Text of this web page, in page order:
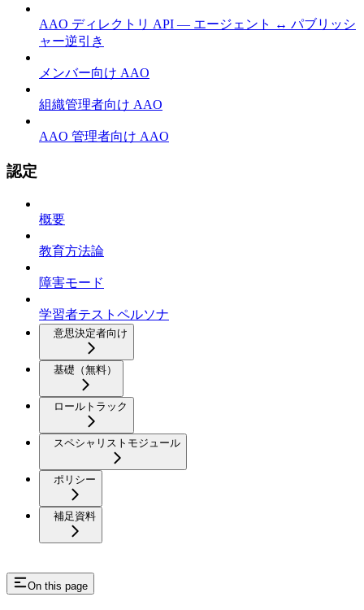
AAO ディレクトリ API — エージェント ↔ パブリッシ
ャー逆引き
メンバー向け AAO
組織管理者向け AAO
AAO 管理者向け AAO
認定
概要
教育方法論
障害モード
学習者テストペルソナ
意思決定者向け
基礎（無料）
ロールトラック
スペシャリストモジュール
ポリシー
補足資料
On this page